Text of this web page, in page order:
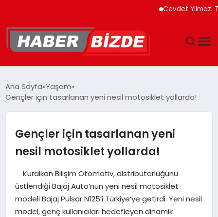
Cevdet Yılmaz: Türkiye
YAŞAM
EKONOMI
EĞITIM
MAGAZIN
SPOR
Ana Sayfa Yaşam
Gençler için tasarlanan yeni nesil motosiklet yollarda!
Gençler için tasarlanan yeni
nesil motosiklet yollarda!
Kuralkan Bilişim Otomotiv, distribütörlüğünü
üstlendiği Bajaj Auto’nun yeni nesil motosiklet
modeli Bajaj Pulsar N125’i Türkiye’ye getirdi. Yeni nesil
model, genç kullanıcıları hedefleyen dinamik